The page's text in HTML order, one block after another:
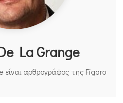
La Grange
αρθρογράφος της Figaro